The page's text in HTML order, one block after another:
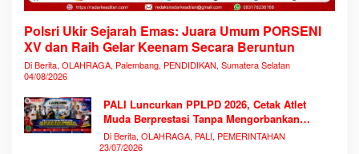
Polsri Ukir Sejarah Emas: Juara Umum PORSENI
XV dan Raih Gelar Keenam Secara Beruntun
Di Berita, OLAHRAGA, Palembang, PENDIDIKAN, Sumatera Selatan
04/08/2026
PALI Luncurkan PPLPD 2026, Cetak Atlet
Muda Berprestasi Tanpa Mengorbankan
Pendidikan
Di Berita, OLAHRAGA, PALI, PEMERINTAHAN
23/07/2026